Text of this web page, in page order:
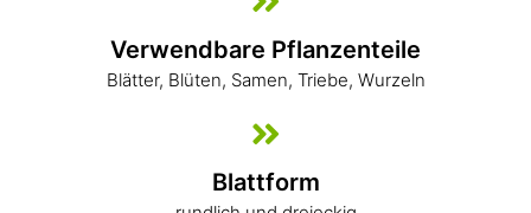
Verwendbare Pflanzenteile
Blätter, Blüten, Samen, Triebe, Wurzeln
Blattform